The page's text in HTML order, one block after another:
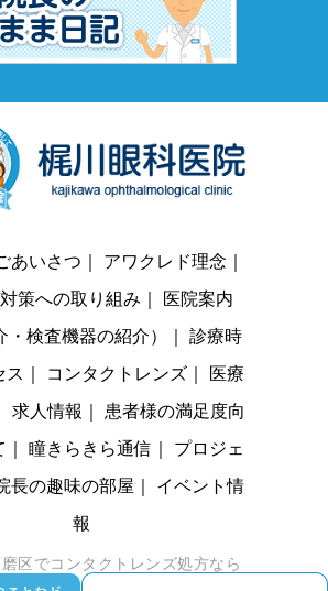
あいさつ アワクレド理念
策への取り組み
医院案内
・検査機器の紹介）
診療時
ス
コンタクトレンズ
医療
求人情報
患者様の満足度向
瞳きらきら通信
プロジェ
長の趣味の部屋
イベント情
報
区でコンタクトレンズ処方なら
までお越しください。 © 梶川眼